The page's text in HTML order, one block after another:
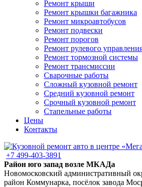
Ремонт крыши
Ремонт крышки багажника
Ремонт микроавтобусов
Ремонт подвески
Ремонт порогов
Ремонт рулевого
Ремонт тормозной системы
Ремонт трансмиссии
Сварочные работы
Сложный кузовной ремонт
Средний кузовной ремонт
Срочный кузовной ремонт
Стапельные работы
Цены
Контакты
+7 499-403-3891
Район юго запад возле МКАДа
Новомосковский административный
район Коммунарка, посёлок завода